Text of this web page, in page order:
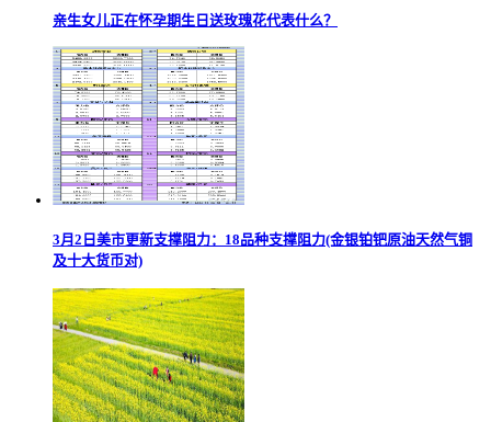
亲生女儿正在怀孕期生日送玫瑰花代表什么？
3月2日美市更新支撑阻力：18品种支撑阻力(金银铂钯原油天然气铜
及十大货币对)